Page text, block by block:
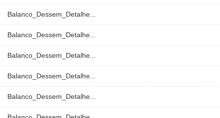
Balanco_Dessem_Detalhe...
Balanco_Dessem_Detalhe...
Balanco_Dessem_Detalhe...
Balanco_Dessem_Detalhe...
Balanco_Dessem_Detalhe...